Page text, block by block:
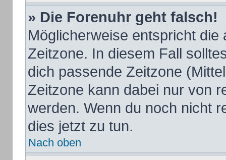
» Die Forenuhr geht falsch!
Möglicherweise entspricht
Zeitzone. In diesem Fall
dich passende Zeitzone
Zeitzone kann dabei nur von
werden. Wenn du noch nicht
dies jetzt zu tun.
Nach oben